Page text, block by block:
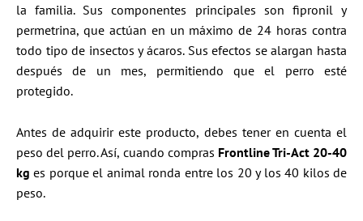
la familia. Sus componentes principales son fipronil y
permetrina, que actúan en un máximo de 24 horas contra
todo tipo de insectos y ácaros. Sus efectos se alargan hasta
después de un mes, permitiendo que el perro esté
protegido.
Antes de adquirir este producto, debes tener en cuenta el
peso del perro. Así, cuando compras Frontline Tri-Act 20-40
kg es porque el animal ronda entre los 20 y los 40 kilos de
peso.